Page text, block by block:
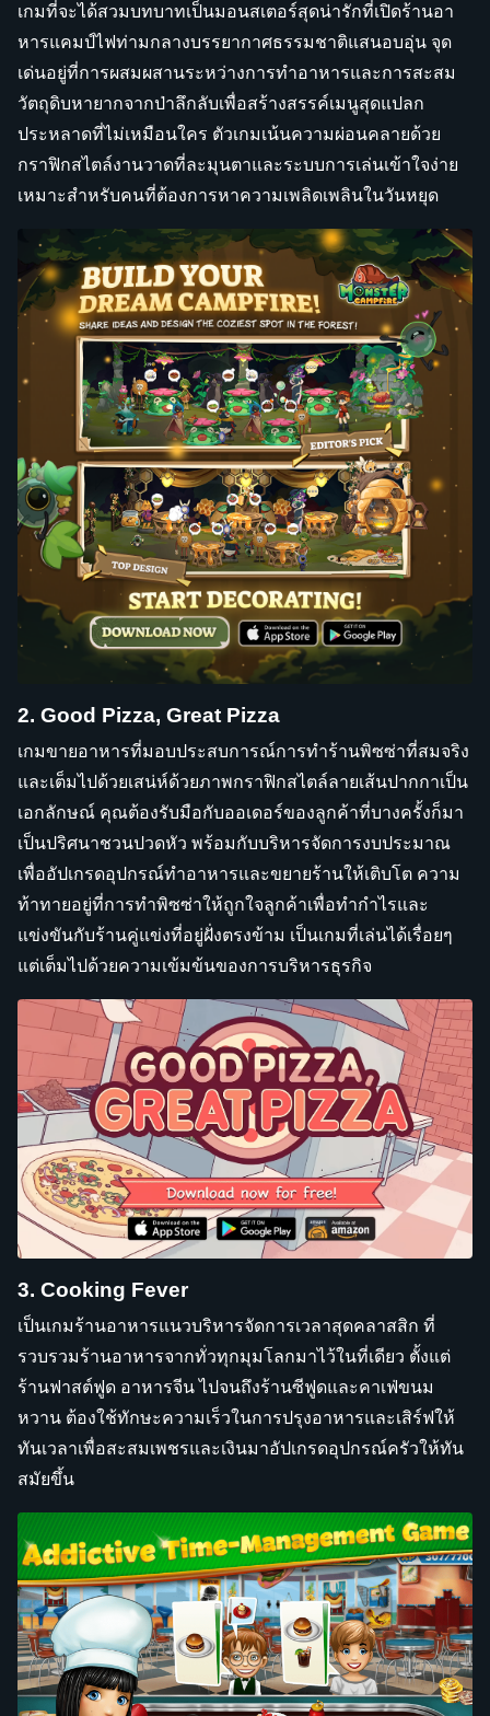
เกมที่จะได้สวมบทบาทเป็นมอนสเตอร์สุดน่ารักที่เปิดร้านอา
หารแคมป์ไฟท่ามกลางบรรยากาศธรรมชาติแสนอบอุ่น จุด
เด่นอยู่ที่การผสมผสานระหว่างการทำอาหารและการสะสม
วัตถุดิบหายากจากป่าลึกลับเพื่อสร้างสรรค์เมนูสุดแปลก
ประหลาดที่ไม่เหมือนใคร ตัวเกมเน้นความผ่อนคลายด้วย
กราฟิกสไตล์งานวาดที่ละมุนตาและระบบการเล่นเข้าใจง่าย
เหมาะสำหรับคนที่ต้องการหาความเพลิดเพลินในวันหยุด
2. Good Pizza, Great Pizza
เกมขายอาหารที่มอบประสบการณ์การทำร้านพิซซ่าที่สมจริง
และเต็มไปด้วยเสน่ห์ด้วยภาพกราฟิกสไตล์ลายเส้นปากกาเป็น
เอกลักษณ์ คุณต้องรับมือกับออเดอร์ของลูกค้าที่บางครั้งก็มา
เป็นปริศนาชวนปวดหัว พร้อมกับบริหารจัดการงบประมาณ
เพื่ออัปเกรดอุปกรณ์ทำอาหารและขยายร้านให้เติบโต ความ
ท้าทายอยู่ที่การทำพิซซ่าให้ถูกใจลูกค้าเพื่อทำกำไรและ
แข่งขันกับร้านคู่แข่งที่อยู่ฝั่งตรงข้าม เป็นเกมที่เล่นได้เรื่อยๆ
แต่เต็มไปด้วยความเข้มข้นของการบริหารธุรกิจ
3. Cooking Fever
เป็นเกมร้านอาหารแนวบริหารจัดการเวลาสุดคลาสสิก ที่
รวบรวมร้านอาหารจากทั่วทุกมุมโลกมาไว้ในที่เดียว ตั้งแต่
ร้านฟาสต์ฟูด อาหารจีน ไปจนถึงร้านซีฟูดและคาเฟ่ขนม
หวาน ต้องใช้ทักษะความเร็วในการปรุงอาหารและเสิร์ฟให้
ทันเวลาเพื่อสะสมเพชรและเงินมาอัปเกรดอุปกรณ์ครัวให้ทัน
สมัยขึ้น